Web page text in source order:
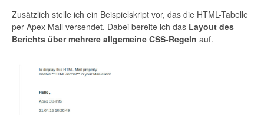
Zusätzlich stelle ich ein Beispielskript vor, das die HTML-Tabelle
per Apex Mail versendet. Dabei bereite ich das Layout des
Berichts über mehrere allgemeine CSS-Regeln auf.